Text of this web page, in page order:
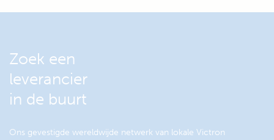
Zoek een
leverancier
in de buurt
Ons gevestigde wereldwijde netwerk van lokale Victron